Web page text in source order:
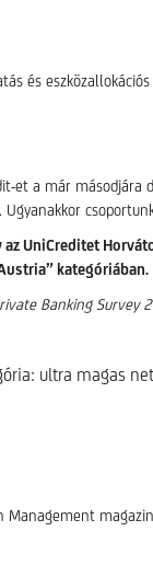
és
et a már
UniCreditet
kategóriában.
Banking Survey
ultra magas
Management